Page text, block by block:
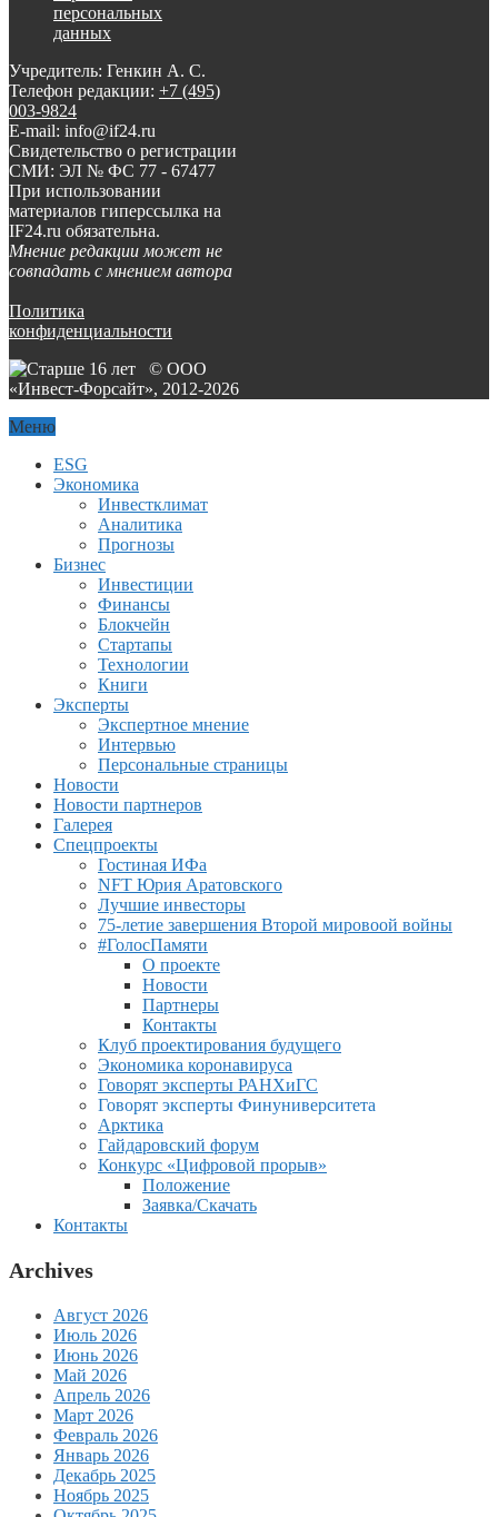
персональных
данных
Учредитель: Генкин А. С.
Телефон редакции: +7 (495)
003-9824
E-mail: info@if24.ru
Свидетельство о регистрации
СМИ: ЭЛ № ФС 77 - 67477
При использовании
материалов гиперссылка на
IF24.ru обязательна.
Мнение редакции может не
совпадать с мнением автора
Политика
конфиденциальности
© ООО
«Инвест-Форсайт», 2012-2026
Меню
ESG
Экономика
Инвестклимат
Аналитика
Прогнозы
Бизнес
Инвестиции
Финансы
Блокчейн
Стартапы
Технологии
Книги
Эксперты
Экспертное мнение
Интервью
Персональные страницы
Новости
Новости партнеров
Галерея
Спецпроекты
Гостиная ИФа
NFT Юрия Аратовского
Лучшие инвесторы
75-летие завершения Второй мировоой войны
#ГолосПамяти
О проекте
Новости
Партнеры
Контакты
Клуб проектирования будущего
Экономика коронавируса
Говорят эксперты РАНХиГС
Говорят эксперты Финуниверситета
Арктика
Гайдаровский форум
Конкурс «Цифровой прорыв»
Положение
Заявка/Скачать
Контакты
Archives
Август 2026
Июль 2026
Июнь 2026
Май 2026
Апрель 2026
Март 2026
Февраль 2026
Январь 2026
Декабрь 2025
Ноябрь 2025